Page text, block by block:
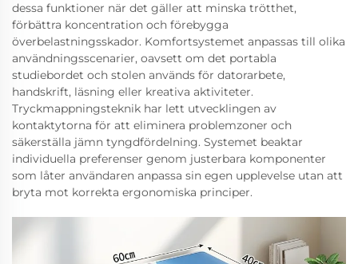
dessa funktioner när det gäller att minska trötthet,
förbättra koncentration och förebygga
överbelastningsskador. Komfortsystemet anpassas till olika
användningsscenarier, oavsett om det portabla
studiebordet och stolen används för datorarbete,
handskrift, läsning eller kreativa aktiviteter.
Tryckmappningsteknik har lett utvecklingen av
kontaktytorna för att eliminera problemzoner och
säkerställa jämn tyngdfördelning. Systemet beaktar
individuella preferenser genom justerbara komponenter
som låter användaren anpassa sin egen upplevelse utan att
bryta mot korrekta ergonomiska principer.